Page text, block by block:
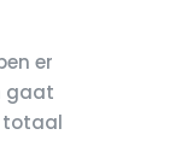
er
gaat
totaal